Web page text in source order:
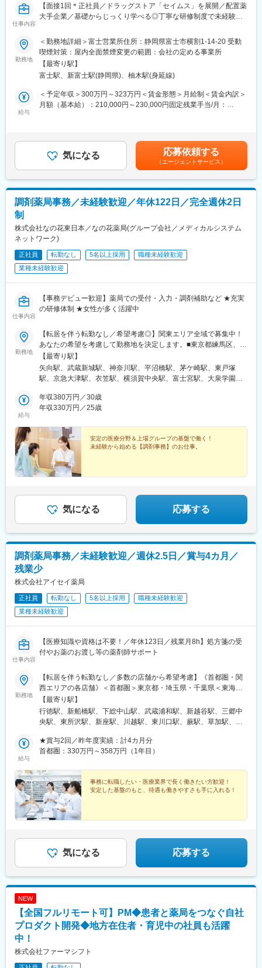
ンゴ酢美味しかった。ちょうどまた買おうと思ってたの。来てく
れてありがとう。」など、「ありがとう」という言葉が一番のや
変更の範囲：会社の定める業務
・入社直後～2週間 ： OJT形式で、薬の種類や成分など基礎知識
を身につけます。
す。「会話のコツ」や「商品のご案内方法」といった実践的なス
キルを習得します。
・入社1カ月以降 ： 慣れてきたら独り立ち。既存のお客様をメイ
ンに訪問します。
★困ったら先輩社員に相談しやすい雰囲気です！
＜専門資格を取得できる＞
・入社後は、医薬品販売の専門知識を身につけるために、登録販
さい。
・資格取得後は、資格手当として給与にも反映されます。
・スケジュールに合わせて直行直帰可
■やりがい：
を聞くことで、お客様と信頼関係を築き、お客様の健康管理に貢
献することができます。
れてありがとう。」など、「ありがとう」という言葉が一番のや
りがいです。
変更の範囲：会社の定める業務
仕事内容
【面接1回＊正社員／ドラッグストア「セイムス」を展開／配置薬
大手企業／基礎からじっくり学べる◎丁寧な研修制度で未経験の
■職務内容：
担当エリアのお客様（個人宅や企業）へ訪問し、配置薬（お薬
箱）や健康食品の提案をお任せします。
※既に、取引のあるお客様先を訪問するスタイルです。
＜仕事の流れ＞
たり20～30分程度）
・健康相談、新商品・サービスのご提案 など
す。
└配置薬は無料でおけるので、お客様も抵抗なく置いてくれる製
品です。
■未経験の方も安心◎充実した研修制度：
・入社2週間～1ヶ月 ： 先輩社員に同行し、仕事の流れを学びま
す。「会話のコツ」や「商品のご案内方法」といった実践的なス
・入社1カ月以降 ： 慣れてきたら独り立ち。既存のお客様をメイ
ンに訪問します。
◎困ったら先輩社員に相談しやすい雰囲気です。
＜専門資格を取得できる＞
売者資格を取得していただきます。（取得率90％以上）
・資格取得にあたっては、無料で支援を行いますのでご安心くだ
・資格取得後は、資格手当として給与にも反映されます。
■働き方：
・基本土日祝休み／年3回の大型連休あり
・残業20h以内
・スケジュールに合わせて直行直帰可
■やりがい：
・最近、健康のことで困っていることがないかなど、親身にお話
を聞くことで、お客様と信頼関係を築き、お客様の健康管理に貢
献することができます。
・「この薬すごく効き目があって良かったよ。」「こないだのリ
ンゴ酢美味しかった。ちょうどまた買おうと思ってたの。来てく
れてありがとう。」など、「ありがとう」という言葉が一番のや
りがいです。
変更の範囲：会社の定める業務
勤務地
＜勤務地詳細＞富士営業所住所：静岡県富士市横割1-14-20 受動
喫煙対策：屋内全面禁煙変更の範囲：会社の定める事業所
【最寄り駅】
富士駅、新富士駅(静岡県)、柚木駅(身延線)
給与
＜予定年収＞300万円～323万円＜賃金形態＞月給制＜賃金内訳＞
月額（基本給）：210,000円～230,000円固定残業手当/月：
年収は当社規定に基づき、年齢や経験に応じて決定します。・昇
給：年1回（4月）＜モデル給与＞※入社3年目平均基本給＋各種手
当＋業績連動給→総支給月額344,141円※業績連動給：月の予算達
成や売り上げに対して支払われます。賃金はあくまでも目安の金
額であり、選考を通じて上下する可能性があります。月給(月額)は
固定手当を含めた表記です。
気になる 応募依頼する
（エージェントサービス）
調剤薬局事務／未経験歓迎／年休122日／完全週休2日
制
株式会社なの花東日本／なの花薬局(グループ会社／メディカルシステム
ネットワーク)
正社員 転勤なし 5名以上採用
職種未経験歓迎
業種未経験歓迎
仕事内容
【事務デビュー歓迎】薬局での受付・入力・調剤補助など ★充実
の研修体制 ★女性が多く活躍中
勤務地
【転居を伴う転勤なし／希望考慮◎】関東エリア全域で募集中！
あなたの希望を考慮して勤務地を決定します。■東京都練馬区、北
区、港区、豊島区、板橋区、江戸川区、葛飾区、江東区、中央
区、世田谷区、目黒区、杉並区、大田区■神奈川県横浜市（戸塚
区、神奈川区、西区）、川崎市（幸区、中原区）、横須賀市、茅
（敷地内全面禁煙）
【最寄り駅】
矢向駅、武蔵新城駅、神奈川駅、平沼橋駅、茅ケ崎駅、東戸塚
駅、京急大津駅、衣笠駅、横須賀中央駅、富士宮駅、大泉学園
駅、小岩駅、京成金町駅、西大島駅、南砂町駅、馬喰横山駅、亀
戸駅、清澄白河駅、祖師ケ谷大蔵駅、池尻大橋駅、久我山駅、荻
前駅、霞ケ関駅(東京都)、大塚駅(東京都)、大山駅(東京都)、金町
駅(東京都)、住吉駅(東京都)、小伝馬町駅、亀戸水神駅、森下駅(東
京都)、新高島駅、飛鳥山駅、虎ノ門ヒルズ駅、巣鴨新田駅、馬喰
町駅
給与
年収380万円／30歳
年収330万円／25歳
安定の医療分野＆上場グループの基盤で働く！
未経験から始める【調剤事務】のお仕事。
気になる 応募する
調剤薬局事務／未経験歓迎／週休2.5日／賞与4カ月／
残業少
株式会社アイセイ薬局
正社員 転勤なし 5名以上採用
職種未経験歓迎
業種未経験歓迎
仕事内容
【医療知識や資格は不要！／年休123日／残業月8h】処方箋の受
付やお薬のお渡し等の薬剤師サポート
勤務地
【転居を伴う転勤なし／多数の店舗から希望考慮】《首都圏・関
西エリアの各店舗》＜首都圏＞東京都・埼玉県・千葉県＜東海＞
静岡県＜甲信越＞長野県＜関西＞大阪府・京都府・奈良県・兵庫
県★各エリアに多数の店舗あり！勤務店舗はご希望を考慮の上、
決定いたします★現在の募集店舗は「勤務地一覧」をご確認くだ
【最寄り駅】
行徳駅、新船橋駅、下総中山駅、武蔵浦和駅、新越谷駅、三郷中
央駅、東所沢駅、新座駅、川越駅、東川口駅、蕨駅、草加駅、獨
屋駅、一橋学園駅、江戸川橋駅、用賀駅、九段下駅、舎人駅、谷
在家駅、北綾瀬駅、五反野駅、大森町駅、新中野駅、東村山駅、
駅、千川駅、王子神谷駅、京成曳舟駅、石神井公園駅、大泉学園
駅、伊那市駅、大草山駅、椥辻駅、岸辺駅、鴫野駅、野江駅、鶴
ケ丘駅、栂・美木多駅、大和高田駅、新神戸駅、西明石駅、塚田
駅、京成中山駅、南越谷駅、朝霞台駅、虎ノ門駅、町屋駅(京成
線)、神楽坂駅、神保町駅、見沼代親水公園駅、梅屋敷駅(東京
橋駅、千駄木駅、東十条駅、曳舟駅、ＪＲ野江駅、西田辺駅、高
田駅(奈良県)、ハーブ園山麓駅、東中山駅、新橋駅、荒川七丁目
駅、竹橋駅、平和島駅、中野富士見町駅、下板橋駅、西日暮里駅
(舎人ライナー)、東向島駅、関目駅、春日野道駅(阪急線)
給与
★賞与2回／昨年度実績：計4カ月分
首都圏：330万円～358万円（1年目）
事務に転職したい・医療業界で長く働きたい方歓迎！
安定した基盤のもと、待遇も働きやすさも手に入れる！
気になる 応募する
NEW
【全国フルリモート可】PM◆患者と薬局をつなぐ自社
プロダクト開発◆地方在住者・育児中の社員も活躍
中！
株式会社ファーマシフト